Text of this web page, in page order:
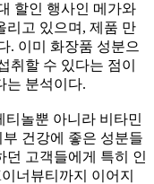
할인 행사인 메가와
리고 있으며, 제품 만
. 이미 화장품 성분으
취할 수 있다는 점이
는 분석이다.
티놀뿐 아니라 비타민
건강에 좋은 성분들
던 고객들에게 특히 인
너뷰티까지 이어지